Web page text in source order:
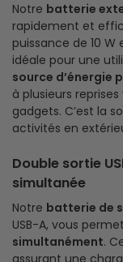
Notre batterie
rapidement et
puissance de 10
idéale pour une
source d’énergie
à plusieurs
gadgets. C’est la
activités en
Double sortie
simultanée
Notre batterie de
USB-A, vous
simultanément.